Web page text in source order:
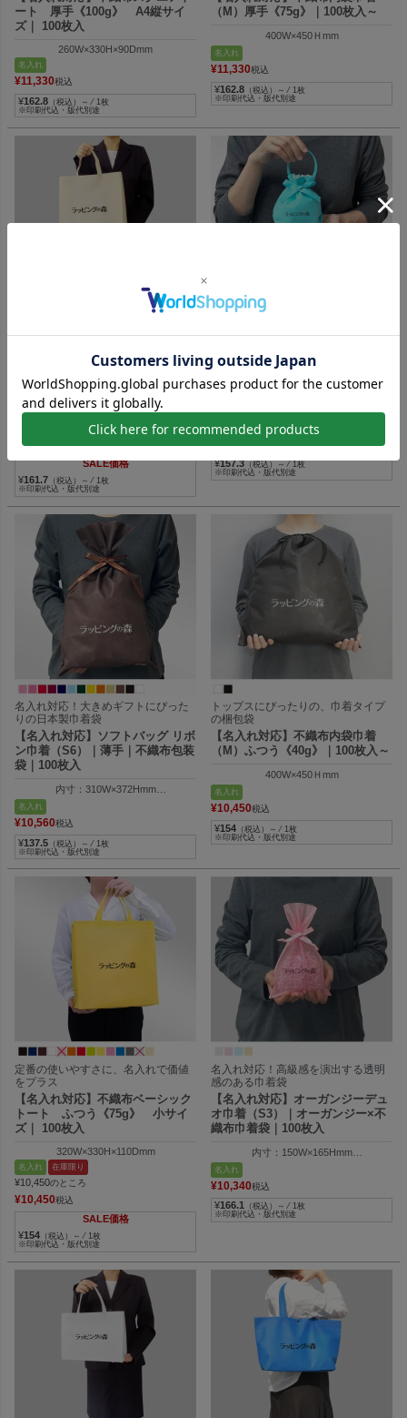
ート 厚手《100g》 A4縦サイ
ズ｜ 100枚入
260W×330H×90Dmm
名入れ
¥11,330税込
¥162.8 （税込）～ ⁄ 1枚
※印刷代込・版代別途
（M）厚手《75g》｜100枚入～
400W×450Ｈmm
名入れ
¥11,330税込
¥162.8 （税込）～ ⁄ 1枚
※印刷代込・版代別途
最適な角底マチ不織布バッグ
【名入れ対応】不織布ベーシック
｜ 100枚入
320W×330H×110Dmm
11,220
SALE価格
¥161.7 （税込）～ ⁄ 1枚
※印刷代込・版代別途
かなリボン付き巾着バッグ
【名入れ対応】リボンバッグ
（小）｜不織布ラッピング巾着｜
100枚入
内寸：W90×H105×D60mm
外寸：W90×H145×D60mm
名入れ
¥10,780税込
¥157.3 （税込）～ ⁄ 1枚
※印刷代込・版代別途
名入れ対応！大きめギフトにぴった
りの日本製巾着袋
【名入れ対応】ソフトバッグ リボ
ン巾着（S6）｜薄手｜不織布包装
袋｜100枚入
内寸：310W×372Hmm
名入れ
¥10,560税込
¥137.5 （税込）～ ⁄ 1枚
※印刷代込・版代別途
トップスにぴったりの、巾着タイプ
の梱包袋
【名入れ対応】不織布内袋巾着
（M）ふつう《40g》｜100枚入～
400W×450Ｈmm
名入れ
¥10,450税込
¥154 （税込）～ ⁄ 1枚
※印刷代込・版代別途
定番の使いやすさに、名入れで価値
をプラス
【名入れ対応】不織布ベーシック
トート ふつう《75g》 小サイ
ズ｜ 100枚入
320W×330H×110Dmm
名入れ 在庫限り
¥10,450のところ
¥10,450税込
SALE価格
¥154 （税込）～ ⁄ 1枚
※印刷代込・版代別途
名入れ対応！高級感を演出する透明
感のある巾着袋
【名入れ対応】オーガンジーデュ
オ巾着（S3）｜オーガンジー×不
織布巾着袋｜100枚入
内寸：150W×165Hmm
名入れ
¥10,340税込
¥166.1
（税込）～ ⁄ 1枚
※印刷代込・版代別途